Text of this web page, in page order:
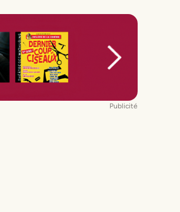
Publicité